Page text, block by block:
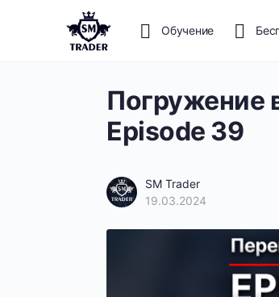
Обучение
Погружение
Episode 39
SM Trader
19.03.2024